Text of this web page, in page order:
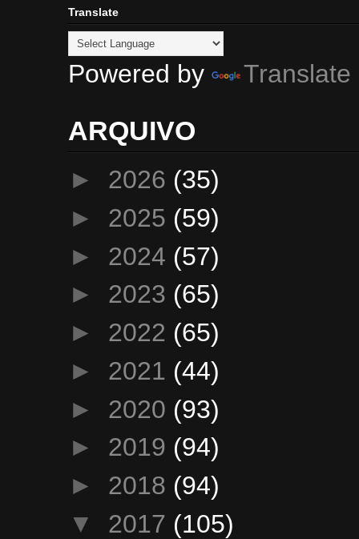
Translate
Powered by Translate
ARQUIVO
► 2026 (35)
► 2025 (59)
► 2024 (57)
► 2023 (65)
► 2022 (65)
► 2021 (44)
► 2020 (93)
► 2019 (94)
► 2018 (94)
▼ 2017 (105)